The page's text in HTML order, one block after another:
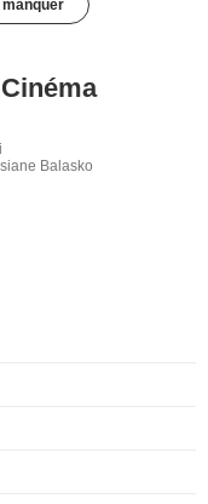
Balasko